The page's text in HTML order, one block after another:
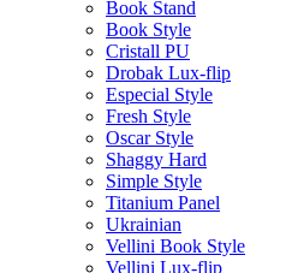
Book Stand
Book Style
Cristall PU
Drobak Lux-flip
Especial Style
Fresh Style
Oscar Style
Shaggy Hard
Simple Style
Titanium Panel
Ukrainian
Vellini Book Style
Vellini Lux-flip